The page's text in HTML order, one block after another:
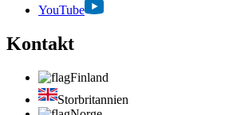
YouTube
Kontakt
Finland
Storbritannien